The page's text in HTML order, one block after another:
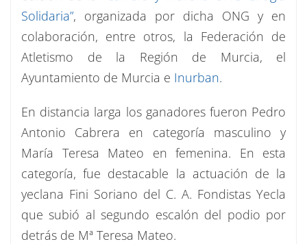
Solidaria”, organizada por dicha ONG y en
colaboración, entre otros, la Federación de
Atletismo de la Región de Murcia, el
Ayuntamiento de Murcia e Inurban.
En distancia larga los ganadores fueron Pedro
Antonio Cabrera en categoría masculino y
María Teresa Mateo en femenina. En esta
categoría, fue destacable la actuación de la
yeclana Fini Soriano del C. A. Fondistas Yecla
que subió al segundo escalón del podio por
detrás de Mª Teresa Mateo.